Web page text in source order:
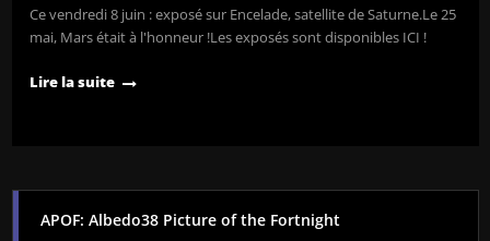
Ce vendredi 8 juin : exposé sur Encelade, satellite de Saturne.Le 25
mai, Mars était à l'honneur !Les exposés sont disponibles ICI !
Lire la suite
APOF: Albedo38 Picture of the Fortnight